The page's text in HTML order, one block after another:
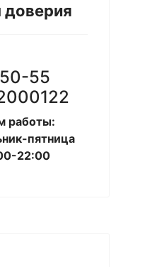
доверия
55
работы:
пятница
22:00